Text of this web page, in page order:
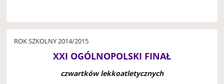
ROK SZKOLNY 2014/2015
XXI OGÓLNOPOLSKI FINAŁ
czwartków lekkoatletycznych